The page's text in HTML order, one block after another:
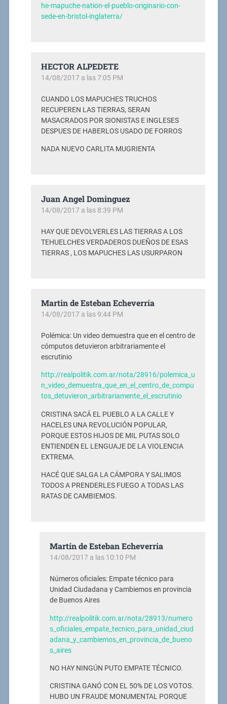
he-mapuche-nation-el-pueblo-originario-con-
sede-en-bristol-inglaterra/
HECTOR ALPEDETE
14/08/2017 a las 7:05 PM
CUANDO LOS MAPUCHES TRUCHOS
RECUPEREN LAS TIERRAS, SERAN
MASACRADOS POR SIONISTAS E INGLESES
DESPUES DE HABERLOS USADO DE FORROS
NADA NUEVO CARLITA MUGRIENTA
Juan Angel Dominguez
14/08/2017 a las 8:39 PM
HAY QUE DEVOLVERLES LAS TIERRAS A LOS
TEHUELCHES VERDADEROS DUEÑOS DE ESAS
TIERRAS , LOS MAPUCHES LAS USURPARON
Martin de Esteban Echeverría
14/08/2017 a las 9:44 PM
Polémica: Un video demuestra que en el centro de
cómputos detuvieron arbitrariamente el
escrutinio
http://realpolitik.com.ar/nota/28916/polemica_u
n_video_demuestra_que_en_el_centro_de_compu
tos_detuvieron_arbitrariamente_el_escrutinio
CRISTINA SACÁ EL PUEBLO A LA CALLE Y
HACELES UNA REVOLUCIÓN POPULAR,
PORQUE ESTOS HIJOS DE MIL PUTAS SOLO
ENTIENDEN EL LENGUAJE DE LA VIOLENCIA
EXTREMA.
HACÉ QUE SALGA LA CÁMPORA Y SALIMOS
TODOS A PRENDERLES FUEGO A TODAS LAS
RATAS DE CAMBIEMOS.
Martín de Esteban Echeverria
14/08/2017 a las 10:10 PM
Números oficiales: Empate técnico para
Unidad Ciudadana y Cambiemos en provincia
de Buenos Aires
http://realpolitik.com.ar/nota/28913/numero
s_oficiales_empate_tecnico_para_unidad_ciud
adana_y_cambiemos_en_provincia_de_bueno
s_aires
NO HAY NINGÚN PUTO EMPATE TÉCNICO.
CRISTINA GANÓ CON EL 50% DE LOS VOTOS.
HUBO UN FRAUDE MONUMENTAL PORQUE